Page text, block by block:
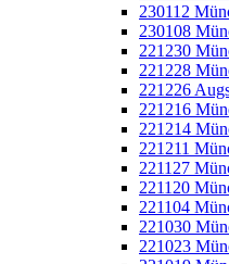
230112
230108
221230
221228
221226
221216
221214
221211
221127
221120
221104
221030
221023